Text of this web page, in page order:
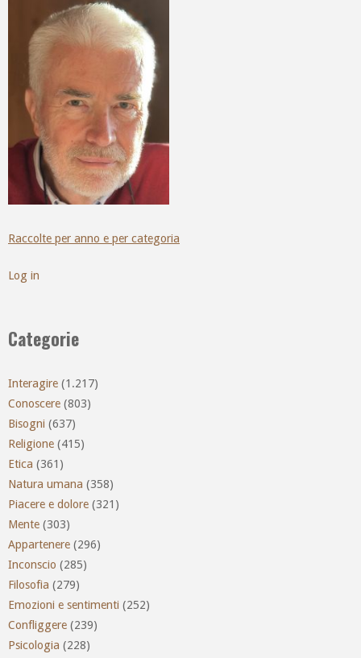
Raccolte per anno e per categoria
Log in
Categorie
Interagire (1.217)
Conoscere (803)
Bisogni (637)
Religione (415)
Etica (361)
Natura umana (358)
Piacere e dolore (321)
Mente (303)
Appartenere (296)
Inconscio (285)
Filosofia (279)
Emozioni e sentimenti (252)
Confliggere (239)
Psicologia (228)